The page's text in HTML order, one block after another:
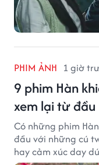
PHIM ẢNH 1 giờ
9 phim Hàn
xem lại từ đầu
Có những phim
đầu với những cú
hay cảm xúc day